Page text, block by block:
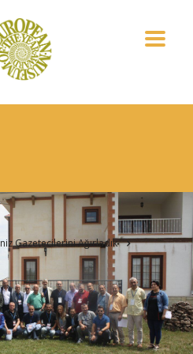
Gazetecilerini Ağırladık